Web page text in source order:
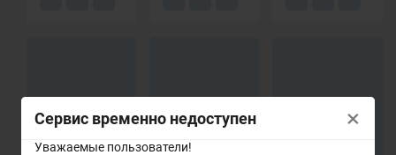
Сервис временно недоступен
Уважаемые пользователи!
×